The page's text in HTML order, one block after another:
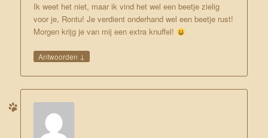
Ik weet het niet, maar ik vind het wel een beetje zielig
voor je, Rontu! Je verdient onderhand wel een beetje rust!
Morgen krijg je van mij een extra knuffel!
Antwoorden ↓